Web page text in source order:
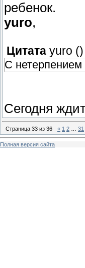
ребенок.
yuro,
Цитата yuro ()
С
Сегодня
Страница 33 из 36 « 1 2 31
Полная версия сайта